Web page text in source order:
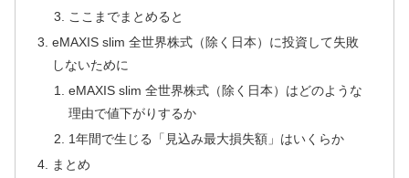
ここまでまとめると
eMAXIS slim 全世界株式（除く日本）に投資して失敗
しないために
eMAXIS slim 全世界株式（除く日本）はどのような
理由で値下がりするか
1年間で生じる「見込み最大損失額」はいくらか
まとめ